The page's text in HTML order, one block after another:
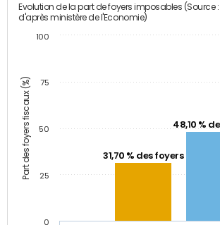
Part des foyers fiscaux (%)
Evolution de la part de foyers imposables (Source :
d'après ministère de l'Economie)
31,70 % des foyers
48,10 %
0
25
50
75
100